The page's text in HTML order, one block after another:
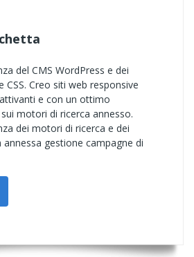
del CMS WordPress e dei
CSS. Creo siti web responsive
e con un ottimo
motori di ricerca annesso.
dei motori di ricerca e dei
annessa gestione campagne di